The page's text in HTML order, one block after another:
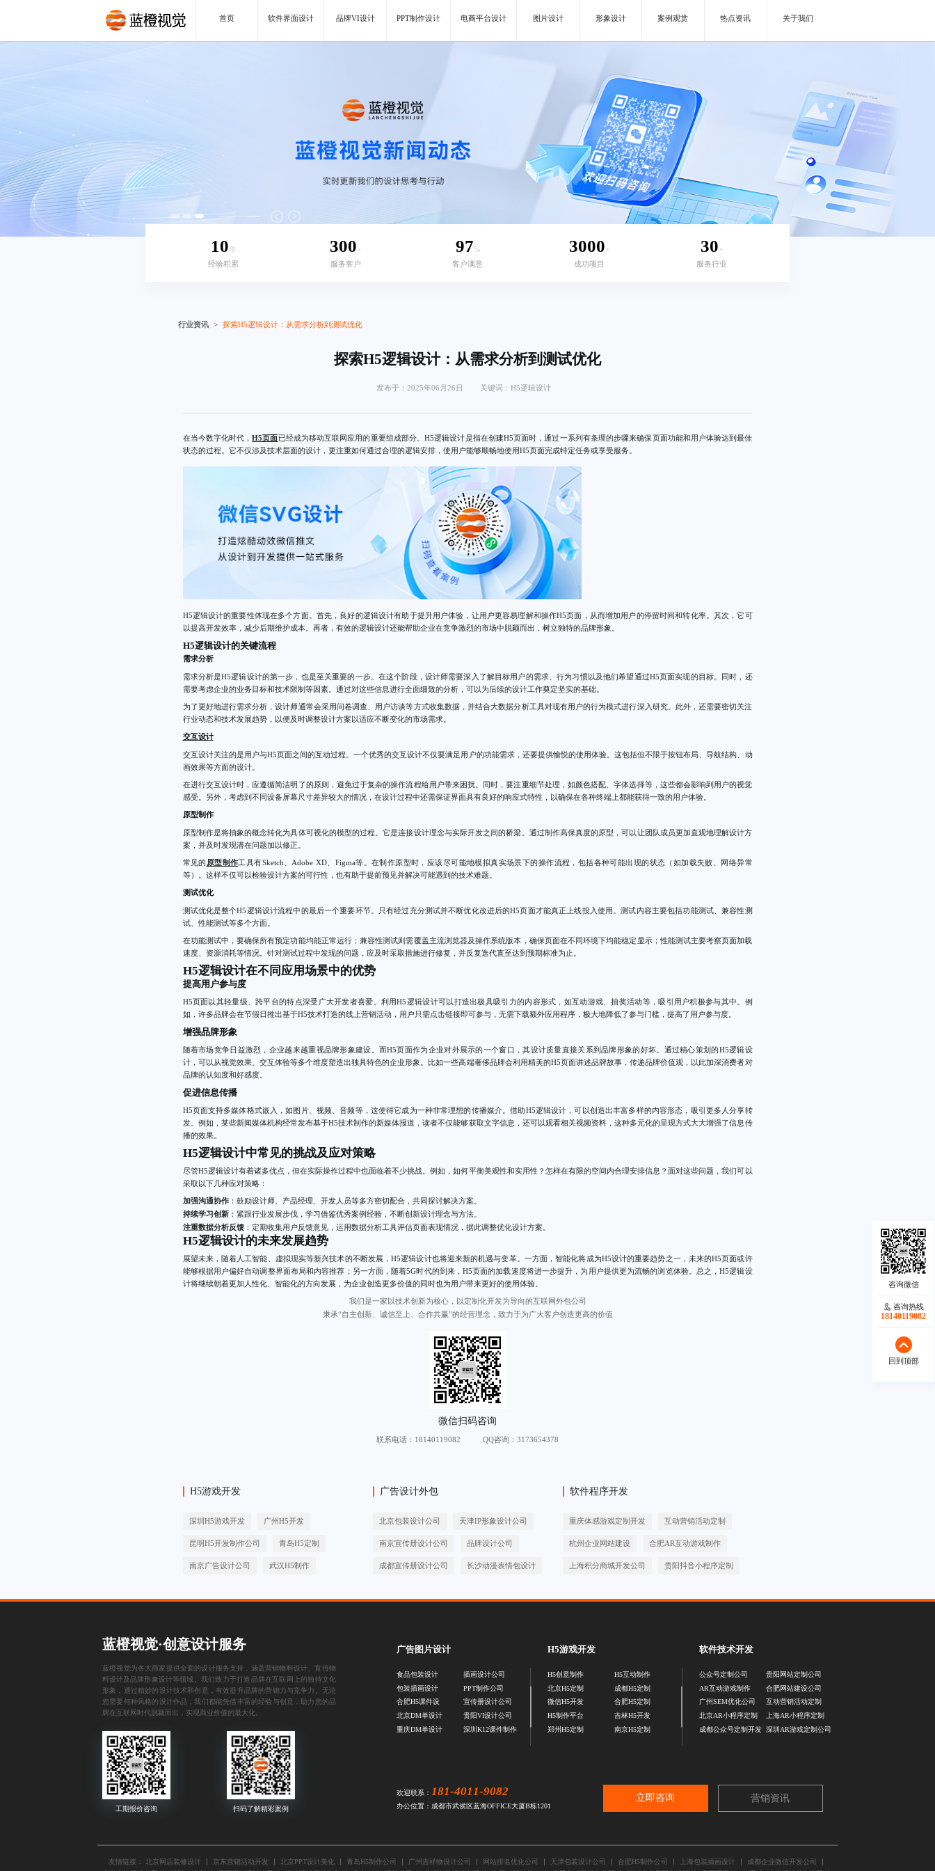
首页 软件界面设计 品牌VI设计 PPT制作设计 电商平台设计 图片设计 形象设计 案例观赏 热点资讯 关于我们
10年
经验积累
300+
服务客户
97%
客户满意
3000+
成功项目
30+
服务行业
行业资讯 探索H5逻辑设计：从需求分析到测试优化
探索H5逻辑设计：从需求分析到测试优化
发布于：2025年06月26日 关键词：H5逻辑设计
在当今数字化时代，H5页面已经成为移动互联网应用的重要组成部分。H5逻辑设计是指在创建H5页面时，通过一系列有条理的步骤来确保页面功能和用户体验达到最佳
状态的过程。它不仅涉及技术层面的设计，更注重如何通过合理的逻辑安排，使用户能够顺畅地使用H5页面完成特定任务或享受服务。
H5逻辑设计的重要性体现在多个方面。首先，良好的逻辑设计有助于提升用户体验，让用户更容易理解和操作H5页面，从而增加用户的停留时间和转化率。其次，它可
以提高开发效率，减少后期维护成本。再者，有效的逻辑设计还能帮助企业在竞争激烈的市场中脱颖而出，树立独特的品牌形象。
H5逻辑设计的关键流程
需求分析
需求分析是H5逻辑设计的第一步，也是至关重要的一步。在这个阶段，设计师需要深入了解目标用户的需求、行为习惯以及他们希望通过H5页面实现的目标。同时，还
需要考虑企业的业务目标和技术限制等因素。通过对这些信息进行全面细致的分析，可以为后续的设计工作奠定坚实的基础。
为了更好地进行需求分析，设计师通常会采用问卷调查、用户访谈等方式收集数据，并结合大数据分析工具对现有用户的行为模式进行深入研究。此外，还需要密切关注
行业动态和技术发展趋势，以便及时调整设计方案以适应不断变化的市场需求。
交互设计
交互设计关注的是用户与H5页面之间的互动过程。一个优秀的交互设计不仅要满足用户的功能需求，还要提供愉悦的使用体验。这包括但不限于按钮布局、导航结构、动
画效果等方面的设计。
在进行交互设计时，应遵循简洁明了的原则，避免过于复杂的操作流程给用户带来困扰。同时，要注重细节处理，如颜色搭配、字体选择等，这些都会影响到用户的视觉
感受。另外，考虑到不同设备屏幕尺寸差异较大的情况，在设计过程中还需保证界面具有良好的响应式特性，以确保在各种终端上都能获得一致的用户体验。
原型制作
原型制作是将抽象的概念转化为具体可视化的模型的过程。它是连接设计理念与实际开发之间的桥梁。通过制作高保真度的原型，可以让团队成员更加直观地理解设计方
案，并及时发现潜在问题加以修正。
常见的 原型制作工具有Sketch、Adobe XD、Figma等。在制作原型时，应该尽可能地模拟真实场景下的操作流程，包括各种可能出现的状态（如加载失败、网络异常
等）。这样不仅可以检验设计方案的可行性，也有助于提前预见并解决可能遇到的技术难题。
测试优化
测试优化是整个H5逻辑设计流程中的最后一个重要环节。只有经过充分测试并不断优化改进后的H5页面才能真正上线投入使用。测试内容主要包括功能测试、兼容性测
试、性能测试等多个方面。
在功能测试中，要确保所有预定功能均能正常运行；兼容性测试则需覆盖主流浏览器及操作系统版本，确保页面在不同环境下均能稳定显示；性能测试主要考察页面加载
速度、资源消耗等情况。针对测试过程中发现的问题，应及时采取措施进行修复，并反复迭代直至达到预期标准为止。
H5逻辑设计在不同应用场景中的优势
提高用户参与度
H5页面以其轻量级、跨平台的特点深受广大开发者喜爱。利用H5逻辑设计可以打造出极具吸引力的内容形式，如互动游戏、抽奖活动等，吸引用户积极参与其中。例
如，许多品牌会在节假日推出基于H5技术打造的线上营销活动，用户只需点击链接即可参与，无需下载额外应用程序，极大地降低了参与门槛，提高了用户参与度。
增强品牌形象
随着市场竞争日益激烈，企业越来越重视品牌形象建设。而H5页面作为企业对外展示的一个窗口，其设计质量直接关系到品牌形象的好坏。通过精心策划的H5逻辑设
计，可以从视觉效果、交互体验等多个维度塑造出独具特色的企业形象。比如一些高端奢侈品牌会利用精美的H5页面讲述品牌故事，传递品牌价值观，以此加深消费者对
品牌的认知度和好感度。
促进信息传播
H5页面支持多媒体格式嵌入，如图片、视频、音频等，这使得它成为一种非常理想的传播媒介。借助H5逻辑设计，可以创造出丰富多样的内容形态，吸引更多人分享转
发。例如，某些新闻媒体机构经常发布基于H5技术制作的新媒体报道，读者不仅能够获取文字信息，还可以观看相关视频资料，这种多元化的呈现方式大大增强了信息传
播的效果。
H5逻辑设计中常见的挑战及应对策略
尽管H5逻辑设计有着诸多优点，但在实际操作过程中也面临着不少挑战。例如，如何平衡美观性和实用性？怎样在有限的空间内合理安排信息？面对这些问题，我们可以
采取以下几种应对策略：
加强沟通协作：鼓励设计师、产品经理、开发人员等多方密切配合，共同探讨解决方案。
持续学习创新：紧跟行业发展步伐，学习借鉴优秀案例经验，不断创新设计理念与方法。
注重数据分析反馈：定期收集用户反馈意见，运用数据分析工具评估页面表现情况，据此调整优化设计方案。
H5逻辑设计的未来发展趋势
展望未来，随着人工智能、虚拟现实等新兴技术的不断发展，H5逻辑设计也将迎来新的机遇与变革。一方面，智能化将成为H5设计的重要趋势之一，未来的H5页面或许
能够根据用户偏好自动调整界面布局和内容推荐；另一方面，随着5G时代的到来，H5页面的加载速度将进一步提升，为用户提供更为流畅的浏览体验。总之，H5逻辑设
计将继续朝着更加人性化、智能化的方向发展，为企业创造更多价值的同时也为用户带来更好的使用体验。
我们是一家以技术创新为核心，以定制化开发为导向的互联网外包公司
秉承“自主创新、诚信至上、合作共赢”的经营理念，致力于为广大客户创造更高的价值
联系电话： 18140119082 QQ咨询：3173654378
H5游戏开发
深圳H5游戏开发 广州H5开发
昆明H5开发制作公司 青岛H5定制
南京广告设计公司 武汉H5制作
广告设计外包
北京包装设计公司 天津IP形象设计公司
南京宣传册设计公司 品牌设计公司
成都宣传册设计公司 长沙动漫表情包设计
软件程序开发
重庆体感游戏定制开发 互动营销活动定制
杭州企业网站建设 合肥AR互动游戏制作
上海积分商城开发公司 贵阳抖音小程序定制
咨询热线
18140119082
回到顶部
蓝橙视觉·创意设计服务
蓝橙视觉为各大商家提供全面的设计服务支持，涵盖营销物料设计
宣传物
料设计及品牌形象设计等领域。我们致力于打造品牌在互联网上的独特文化
形象，通过精妙的设计技术和创意，有效提升品牌的营销力与竞争力。无论
您需要何种风格的设计作品，我们都能凭借丰富的经验与创意，助力您的品
牌在互联网时代脱颖而出，实现商业价值的最大化。
广告图片设计
食品包装设计
包装插画设计
合肥H5课件设
北京DM单设计
重庆DM单设计
插画设计公司
PPT制作公司
宣传册设计公司
贵阳VI设计公司
深圳K12课件制作
H5游戏开发
H5创意制作
北京H5定制
微信H5开发
H5制作平台
郑州H5定制
H5互动制作
成都H5定制
合肥H5定制
吉林H5开发
南京H5定制
软件技术开发
公众号定制公司
AR互动游戏制作
广州SEM优化公司
北京AR小程序定制
成都公众号定制开发
贵阳网站定制公司
合肥网站建设公司
互动营销活动定制
上海AR小程序定制
深圳AR游戏定制公司
欢迎联系： 181-4011-9082
办公位置：成都市武侯区蓝海OFFICE大厦B栋1201
立即咨询 营销资讯
友情链接： 北京网店装修设计 京东营销活动开发 北京PPT设计美化 青岛H5制作公司 广州吉祥物设计公司 网站排名优化公司 天津包装设计公司 合肥H5制作公司 上海包装插画设计
成都企业微信开发公司